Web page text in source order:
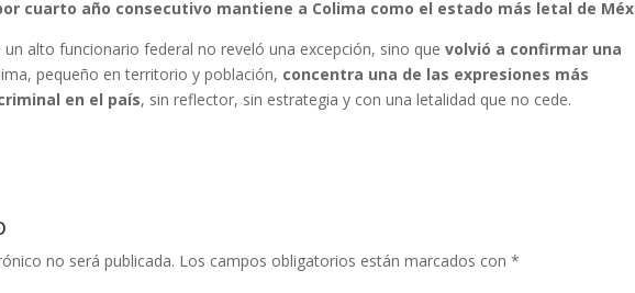
cuarto año consecutivo mantiene a Colima como el estado más letal de
un alto funcionario federal no reveló una excepción, sino quevolvió a confirmar una
pequeño en territorio y población, concentra una de las expresiones más
en el país, sin reflector, sin estrategia y con una letalidad que no cede.
no será publicada. Los campos obligatorios están marcados con*